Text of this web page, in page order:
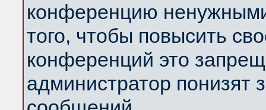
конференцию
того, чтобы повысить
конференций это
администратор понизят